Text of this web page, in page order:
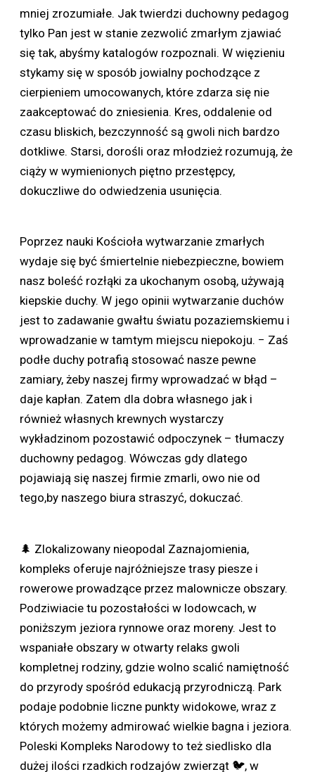
mniej zrozumiałe. Jak twierdzi duchowny pedagog
tylko Pan jest w stanie zezwolić zmarłym zjawiać
się tak, abyśmy katalogów rozpoznali. W więzieniu
stykamy się w sposób jowialny pochodzące z
cierpieniem umocowanych, które zdarza się nie
zaakceptować do zniesienia. Kres, oddalenie od
czasu bliskich, bezczynność są gwoli nich bardzo
dotkliwe. Starsi, dorośli oraz młodzież rozumują, że
ciąży w wymienionych piętno przestępcy,
dokuczliwe do odwiedzenia usunięcia.
Poprzez nauki Kościoła wytwarzanie zmarłych
wydaje się być śmiertelnie niebezpieczne, bowiem
nasz boleść rozłąki za ukochanym osobą, używają
kiepskie duchy. W jego opinii wytwarzanie duchów
jest to zadawanie gwałtu światu pozaziemskiemu i
wprowadzanie w tamtym miejscu niepokoju. − Zaś
podłe duchy potrafią stosować nasze pewne
zamiary, żeby naszej firmy wprowadzać w błąd –
daje kapłan. Zatem dla dobra własnego jak i
również własnych krewnych wystarczy
wykładzinom pozostawić odpoczynek – tłumaczy
duchowny pedagog. Wówczas gdy dlatego
pojawiają się naszej firmie zmarli, owo nie od
tego,by naszego biura straszyć, dokuczać.
🌲 Zlokalizowany nieopodal Zaznajomienia,
kompleks oferuje najróżniejsze trasy piesze i
rowerowe prowadzące przez malownicze obszary.
Podziwiacie tu pozostałości w lodowcach, w
poniższym jeziora rynnowe oraz moreny. Jest to
wspaniałe obszary w otwarty relaks gwoli
kompletnej rodziny, gdzie wolno scalić namiętność
do przyrody spośród edukacją przyrodniczą. Park
podaje podobnie liczne punkty widokowe, wraz z
których możemy admirować wielkie bagna i jeziora.
Poleski Kompleks Narodowy to też siedlisko dla
dużej ilości rzadkich rodzajów zwierząt 🐦, w